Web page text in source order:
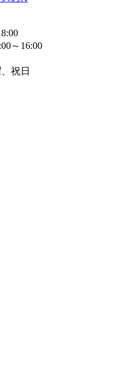
～16:00
祝日